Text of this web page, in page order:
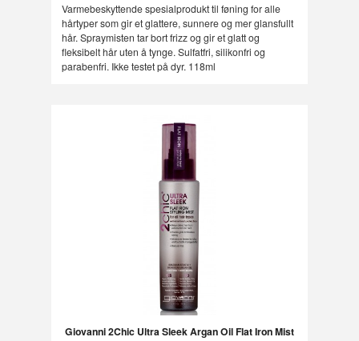
Varmebeskyttende spesialprodukt til føning for alle
hårtyper som gir et glattere, sunnere og mer glansfullt
hår. Spraymisten tar bort frizz og gir et glatt og
fleksibelt hår uten å tynge. Sulfatfri, silikonfri og
parabenfri. Ikke testet på dyr. 118ml
Giovanni 2Chic Ultra Sleek Argan Oil Flat Iron Mist